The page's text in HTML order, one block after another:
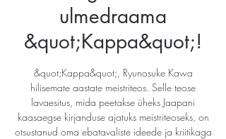
ulmedraama
&quot;Kappa&quot;!
&quot;Kappa&quot;, Ryunosuke Kawa
hilisemate aastate meistriteos. Selle teose
lavaesitus, mida peetakse üheks Jaapani
kaasaegse kirjanduse ajatuks meistriteoseks, on
otsustanud oma ebatavaliste ideede ja kriitikaga